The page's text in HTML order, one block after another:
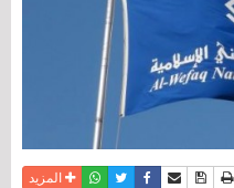
نسخة للطباعة
حفظ الموضوع
أرسل الى صديق
فيسبوكتويترواتسابالمزيد